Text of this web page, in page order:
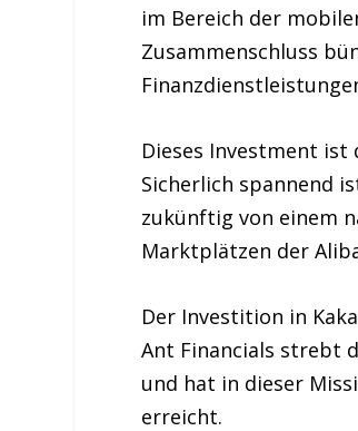
im Bereich der
Zusammenschluss
Dieses Investment
Sicherlich spannend
zukünftig von einem
Marktplätzen der
Der Investition in
Ant Financials strebt
und hat in dieser
erreicht.